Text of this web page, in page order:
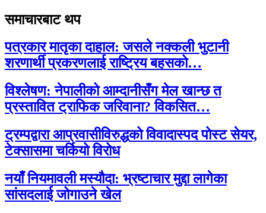
समाचारबाट थप
पत्रकार मातृका दाहाल: जसले नक्कली भुटानी
शरणार्थी प्रकरणलाई राष्ट्रिय बहसको…
विश्लेषण: नेपालीको आम्दानीसँग मेल खान्छ त
प्रस्तावित ट्राफिक जरिवाना? विकसित…
ट्रम्पद्वारा आप्रवासीविरुद्धको विवादास्पद पोस्ट सेयर,
टेक्सासमा चर्कियो विरोध
नयाँ नियमावली मस्यौदा: भ्रष्टाचार मुद्दा लागेका
सांसदलाई जोगाउने खेल